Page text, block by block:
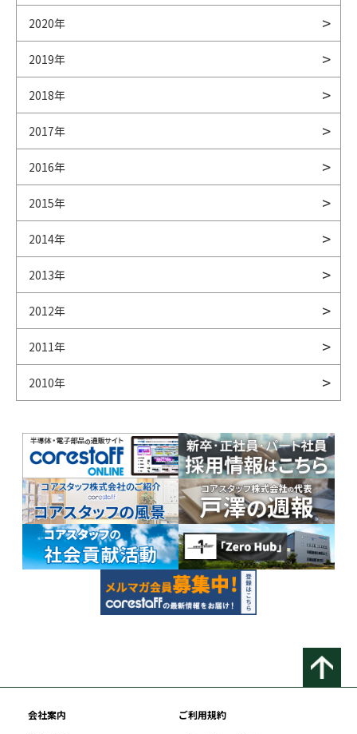
2020年
2019年
2018年
2017年
2016年
2015年
2014年
2013年
2012年
2011年
2010年
会社案内
ご利用規約